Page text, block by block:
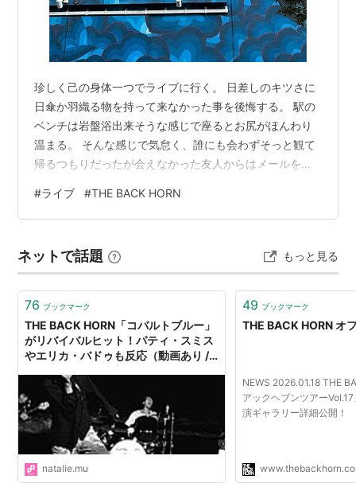
8th Single「夢の花」
2004.7.21（ASIN:B0002CHO28、
ASIN:B0002CHO2I）
2004.11.3（ASIN:B0002ZF0WQ）
10th Single「キズナソング」
2005.1.26（ASIN:B0006TPGAE ）
11th Single「ブラックホールバースディ」
12th Single「初めての呼吸で」
2006.2.8（asin:B000CIXKNE）
2006.3.22（
14th Single「声」2006.12.20初回盤
(asin:B000K2VG1U asin:B000KRNJG0
15th Single「美しい名前」2007.3.21初回盤
(asin:B000N3SXSA)/通常盤(
16th Single「罠」2007.11.14 初回盤
asin:B000VDKXCG asin:B000VDKXCQ)
17th Single「覚醒」2008.05.21 初回盤
asin:B0016JD5WY)/通常盤( asin:B0017LIID2
18th Single「戦う君よ」2010.04.21 初回盤
(asin:B0037OI0YE)/通常盤(asin:B0037OI0YO)
珍しく己の身体一つでライブに行く。 日差しのキツさに
日傘か羽織る物を持って来なかった事を後悔する。 駅の
ベンチは岩盤浴出来そうな感じで座るとお尻がほんわり
温まる。 そんな感じで気怠く、誰にも会わずそっと観て
帰るつもりだったが会えなかった友人からはメールを貰
った。 いつもすみません。 開演前にさらっとクリープハ
イプとベボべが流れていた。 さり気ない後角祭のお知ら
後日。 思い出し都度だらだらぬるぬる書き足したり直し
たりするかも。 ほんとに良い？ ここはおれのばか日記だ
から好きに書かせて貰う。 曲の話…
#ライブ #THE BACK HORN
ネットで話題 もっと見る
76 ブックマーク
THE BACK HORN「コバルトブルー」
がリバイバルヒット！パティ・スミス
やエリカ・バドゥも反応（動画あり /
natalie.mu
49 ブックマーク
THE BACK HORN オ
NEWS 2026.01.18 THE
アックヘブンツアー
演ギャラリー詳細公開！